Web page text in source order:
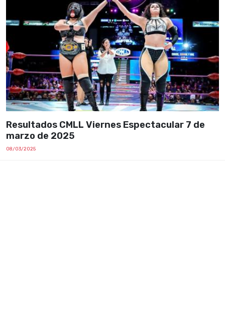
Resultados CMLL Viernes Espectacular 7 de
marzo de 2025
08/03/2025